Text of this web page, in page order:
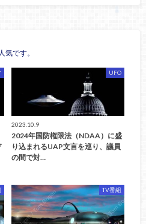
気です。
UFO
2023.10.9
2024年国防権限法（NDAA）に盛
り込まれるUAP文言を巡り、議員
の間で対…
TV番組